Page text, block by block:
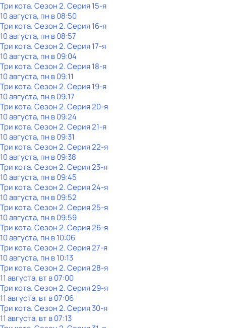
Три кота. Сезон 2. Серия 15-я
10 августа, пн в 08:50
Три кота. Сезон 2. Серия 16-я
10 августа, пн в 08:57
Три кота. Сезон 2. Серия 17-я
10 августа, пн в 09:04
Три кота. Сезон 2. Серия 18-я
10 августа, пн в 09:11
Три кота. Сезон 2. Серия 19-я
10 августа, пн в 09:17
Три кота. Сезон 2. Серия 20-я
10 августа, пн в 09:24
Три кота. Сезон 2. Серия 21-я
10 августа, пн в 09:31
Три кота. Сезон 2. Серия 22-я
10 августа, пн в 09:38
Три кота. Сезон 2. Серия 23-я
10 августа, пн в 09:45
Три кота. Сезон 2. Серия 24-я
10 августа, пн в 09:52
Три кота. Сезон 2. Серия 25-я
10 августа, пн в 09:59
Три кота. Сезон 2. Серия 26-я
10 августа, пн в 10:06
Три кота. Сезон 2. Серия 27-я
10 августа, пн в 10:13
Три кота. Сезон 2. Серия 28-я
11 августа, вт в 07:00
Три кота. Сезон 2. Серия 29-я
11 августа, вт в 07:06
Три кота. Сезон 2. Серия 30-я
11 августа, вт в 07:13